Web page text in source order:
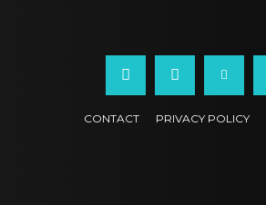
CONTACT PRIVACY POLICY